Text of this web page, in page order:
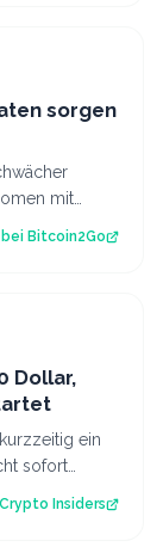
sorgen
mit
Bitcoin2Go
Dollar,
ein
sofort
Crypto Insiders